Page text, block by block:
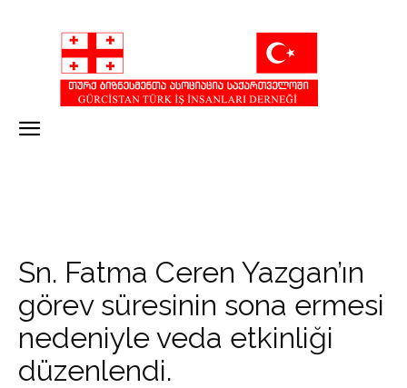
Sn. Fatma Ceren Yazgan’ın
görev süresinin sona ermesi
nedeniyle veda etkinliği
düzenlendi.